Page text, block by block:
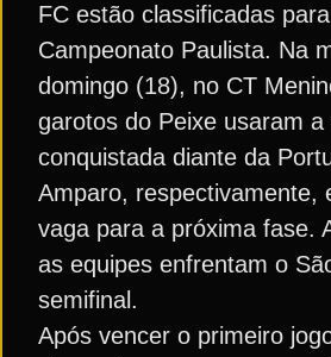
FC estão classificadas
Campeonato Paulista. Na
domingo (18), no CT
garotos do Peixe usaram a
conquistada diante da
Amparo, respectivamente,
vaga para a próxima fase.
as equipes enfrentam o
semifinal.
Após vencer o primeiro